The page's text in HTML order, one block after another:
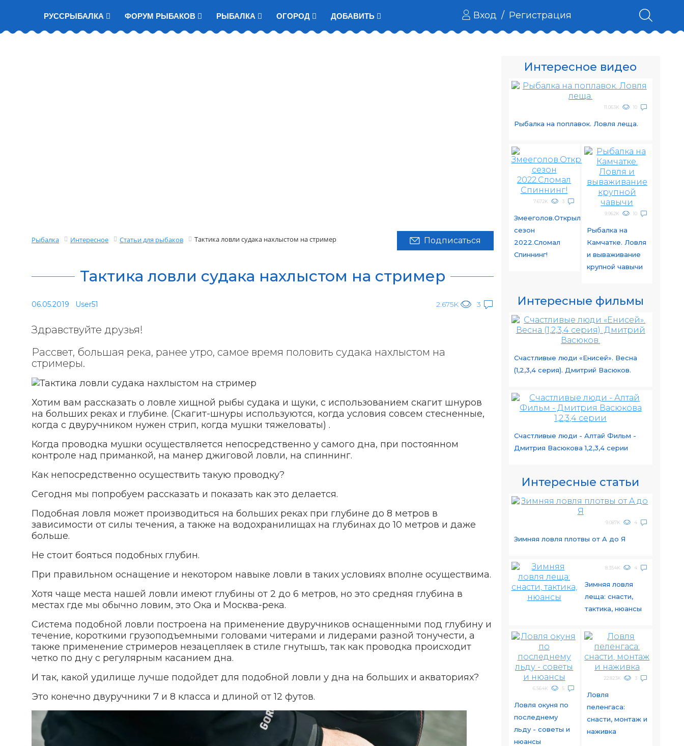
РУССРЫБАЛКА ФОРУМ РЫБАКОВ РЫБАЛКА ОГОРОД ДОБАВИТЬ Вход / Регистрация
Рыбалка Интересное Статьи для рыбаков Тактика ловли судака нахлыстом на стример Подписаться
Тактика ловли судака нахлыстом на стример
06.05.2019 User51 2.675K 3
Здравствуйте друзья!
Рассвет, большая река, ранее утро, самое время половить судака нахлыстом на
стримеры.
Хотим вам рассказать о ловле хищной рыбы судака и щуки, с использованием скагит шнуров
на больших реках и глубине. (Скагит-шнуры используются, когда условия совсем стесненные,
когда с двуручником нужен стрип, когда мушки тяжеловаты) .
Когда проводка мушки осуществляется непосредственно у самого дна, при постоянном
контроле над приманкой, на манер джиговой ловли, на спиннинг.
Как непосредственно осуществить такую проводку?
Сегодня мы попробуем рассказать и показать как это делается.
Подобная ловля может производиться на больших реках при глубине до 8 метров в
зависимости от силы течения, а также на водохранилищах на глубинах до 10 метров и даже
больше.
Не стоит бояться подобных глубин.
При правильном оснащение и некотором навыке ловли в таких условиях вполне осуществима.
Хотя чаще места нашей ловли имеют глубины от 2 до 6 метров, но это средняя глубина в
местах где мы обычно ловим, это Ока и Москва-река.
Система подобной ловли построена на применение двуручников оснащенными под глубину и
течение, короткими грузоподъемными головами читерами и лидерами разной тонучести, а
также применение стримеров незацепляек в стиле гнутышъ, так как проводка происходит
четко по дну с регулярным касанием дна.
И так, какой удилище лучше подойдет для подобной ловли у дна на больших и акваториях?
Это конечно двуручники 7 и 8 класса и длиной от 12 футов.
Интересное видео
11.063K 10
Рыбалка на поплавок. Ловля леща.
7.672K 3
Змееголов.Открыл
сезон
2022.Сломал
Спиннинг!
9.962K 10
Рыбалка на
Камчатке. Ловля
и вываживание
крупной чавычи
Интересные фильмы
Счастливые люди «Енисей». Весна
(1,2,3,4 серия). Дмитрий Васюков.
Счастливые люди - Алтай Фильм -
Дмитрия Васюкова 1,2,3,4 серии
Интересные статьи
9.087K 4
Зимняя ловля плотвы от A до Я
8.354K 4
Зимняя ловля
леща: снасти,
тактика, нюансы
6.564K 5
Ловля окуня по
последнему
льду - советы и
нюансы
22.823K 3
Ловля
пеленгаса:
снасти, монтаж и
наживка